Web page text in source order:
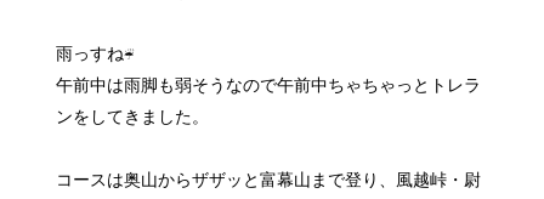
雨っすね☔
午前中は雨脚も弱そうなので午前中ちゃちゃっとトレラ
ンをしてきました。
コースは奥山からザザッと富幕山まで登り、風越峠・尉